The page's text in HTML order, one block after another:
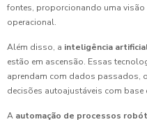
fontes, proporcionando uma
operacional.
Além disso, a inteligência
estão em ascensão. Essas
aprendam com dados passados,
decisões autoajustáveis com
A automação de processos